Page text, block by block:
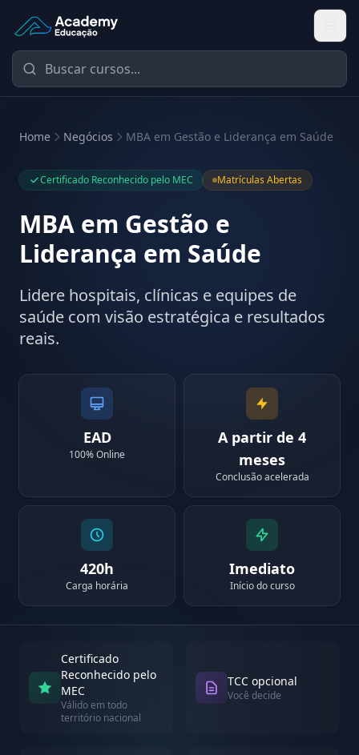
Academy Educação — Página Inicial
Home Negócios MBA em Gestão e Liderança em Saúde
Certificado Reconhecido pelo MEC Matrículas Abertas
MBA em Gestão e
Liderança em Saúde
Lidere hospitais, clínicas e equipes de
saúde com visão estratégica e resultados
reais.
EAD
100% Online
A partir de 4
meses
Conclusão acelerada
420h
Carga horária
Imediato
Início do curso
Certificado
Reconhecido pelo
MEC
Válido em todo
território nacional
TCC opcional
Você decide